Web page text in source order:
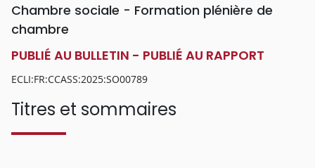
Chambre sociale - Formation plénière de
chambre
PUBLIÉ AU BULLETIN - PUBLIÉ AU RAPPORT
ECLI:FR:CCASS:2025:SO00789
Titres et sommaires